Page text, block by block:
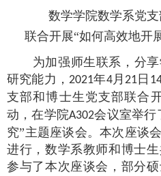
数学学院数学系党
联合开展“如何高效地开
为加强师生联系，分
研究能力，2021年4月21 日
支部和博士生党支部联合
动，在学院A302会议室举行
究”主题座谈会。本次座谈
进行，数学系教师和博士
参与了本次座谈会，部分